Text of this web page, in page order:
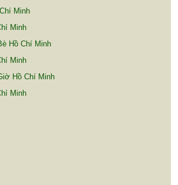
Minh
Minh
Hồ Chí Minh
Minh
Hồ Chí Minh
Minh